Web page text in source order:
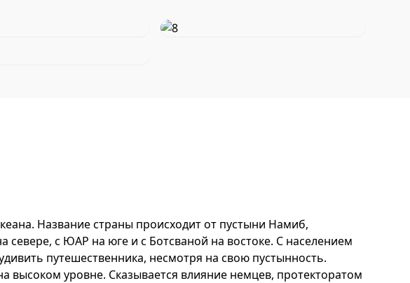
Название страны происходит от пустыни Намиб,
с ЮАР на юге и с Ботсваной на востоке. С населением
путешественника, несмотря на свою пустынность.
высоком уровне. Сказывается влияние немцев, протекторатом